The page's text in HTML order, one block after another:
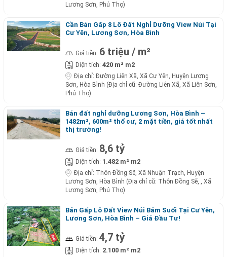
Lương Sơn, Phú Thọ)
Cần Bán Gấp 8 Lô Đất Nghỉ Dưỡng View Núi Tại
Cư Yên, Lương Sơn, Hòa Bình
Giá tiền: 6 triệu / m²
Diện tích: 420 m² m2
Địa chỉ: Đường Liên Xã, Xã Cư Yên, Huyện Lương
Sơn, Hòa Bình (Địa chỉ cũ: Đường Liên Xã, Xã Liên Sơn,
Phú Thọ)
Bán đất nghỉ dưỡng Lương Sơn, Hòa Bình –
1482m², 600m² thổ cư, 2 mặt tiền, giá tốt nhất
thị trường!
Giá tiền: 8,6 tỷ
Diện tích: 1.482 m² m2
Địa chỉ: Thôn Đồng Sẽ, Xã Nhuận Trạch, Huyện
Lương Sơn, Hòa Bình (Địa chỉ cũ: Thôn Đồng Sẽ, , Xã
Lương Sơn, Phú Thọ)
Bán Gấp Lô Đất View Núi Bám Suối Tại Cư Yên,
Lương Sơn, Hòa Bình – Giá Đầu Tư!
Giá tiền: 4,7 tỷ
Diện tích: 2.100 m² m2